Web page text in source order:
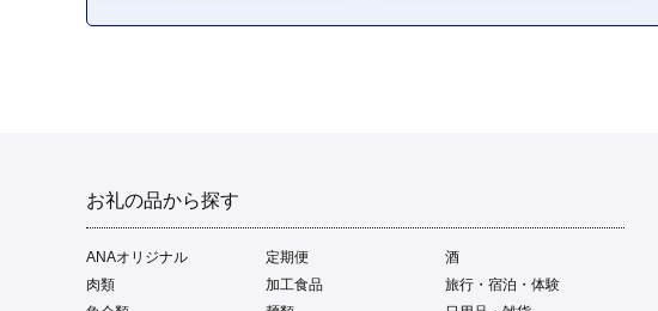
お礼の品から探す
ANAオリジナル 定期便
酒
肉類
加工食品
旅行・宿泊・体験